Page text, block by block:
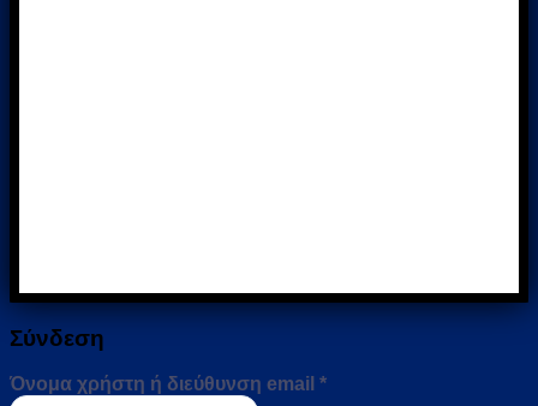
Σύνδεση
Όνομα χρήστη ή διεύθυνση email *Απαιτείται